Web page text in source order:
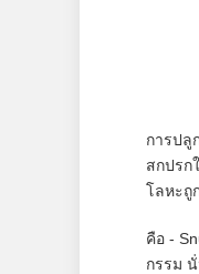
การปลู
สกปรก
โลหะถู
คือ -
กรรม